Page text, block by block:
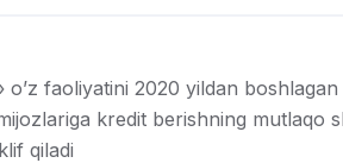
faoliyatini 2020 yildan
kredit berishning
qiladi